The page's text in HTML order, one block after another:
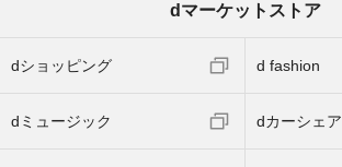
dマーケットストア
dショッピング d fashion
dミュージック dカーシェア